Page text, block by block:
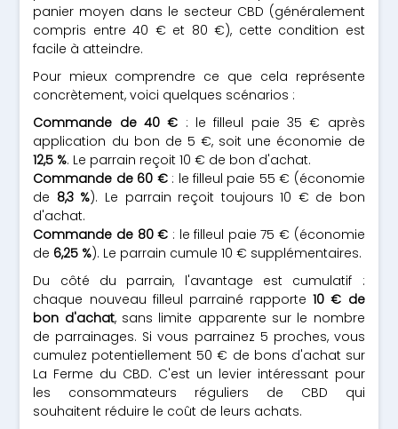
panier moyen dans le secteur CBD (généralement
compris entre 40 € et 80 €), cette condition est
facile à atteindre.
Pour mieux comprendre ce que cela représente
concrètement, voici quelques scénarios :
Commande de 40 € : le filleul paie 35 € après
application du bon de 5 €, soit une économie de
12,5 %. Le parrain reçoit 10 € de bon d'achat.
Commande de 60 €: le filleul paie 55 € (économie
de 8,3 %). Le parrain reçoit toujours 10 € de bon
d'achat.
Commande de 80 € : le filleul paie 75 € (économie
de 6,25 %). Le parrain cumule 10 € supplémentaires.
Du côté du parrain, l'avantage est cumulatif :
chaque nouveau filleul parrainé rapporte10 € de
bon d'achat, sans limite apparente sur le nombre
de parrainages. Si vous parrainez 5 proches, vous
cumulez potentiellement 50 € de bons d'achat sur
La Ferme du CBD. C'est un levier intéressant pour
les consommateurs réguliers de CBD qui
souhaitent réduire le coût de leurs achats.